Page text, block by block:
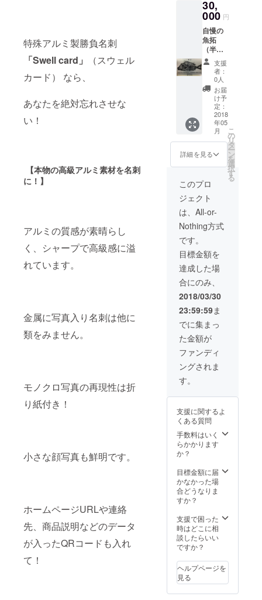
特殊アルミ製勝負名刺
「Swell card」
（スウェル
カード） なら、
あなたを絶対忘れさせな
い！
【本物の高級アルミ素材を名刺
に！】
アルミの質感が素晴らし
く、シャープで高級感に溢
れています。
金属に写真入り名刺は他に
類をみません。
モノクロ写真の再現性は折
り紙付き！
小さな顔写真も鮮明です。
ホームページURLや連絡
先、商品説明などのデータ
が入ったQRコードも入れ
て！
す。
ーーー
ーー
30×20×
0.5t 角
R アル
ミ色
20枚 金
着色の
場合は
16枚
5,000円
原版作
成代は
サービ
スさせ
ていた
だきま
す。
づいて
いただ
けま
す。 ※
アルミ
名刺
Swell
cardの
デザイ
ンは基
本お任
せ。
Illustrat
orの
データ
ば頂い
て作成
ます。
写
真・QR
コード
は申し
込みの
支給く
ださ
い。 ※
お好み
で金着
色もで
きま
す。
ーーー
ーー
68×45×
0.2t 角
R アル
ミ色
枚 原版
作成代
はサー
ビスさ
せてい
ます。
暗室作
業（露
光➡現
像・定
着➡水
洗い➡
汚れ取
り➡調
色➡水
洗い）
14：30
～15：
00
封孔作
業 15：
15：
30
ワック
ス掛け
15：30
～16：
00
カット
16：
00
完成
今回、
全ての
製品の
原版代
をサー
ビスさ
せてい
ただき
ます。
※3名様
に話が
弾みま
す！！
アルミ
の質感
が素晴
らし
く、
シャー
プで高
級感に
溢れて
いま
す。 金
属に写
真入り
名刺は
せん。
ロ写真
の再現
性は折
り紙付
さな顔
写真も
鮮明で
す。
ホーム
ページ
連絡
先、商
品説明
などの
データ
が入っ
たQR
て！ 名
刺交換
で確実
に話が
盛り上
がる、
る、そ
んなア
イテム
さめの
サイズ
で名刺
整理の
づいて
いただ
けま
す。
めの
68×45
安全の
ため角
を丸く
カット
してい
ます。
シンプ
ルなデ
ザイン
に顔写
真を入
れて作
成しま
す。 名
刺交換
くらい
に話が
弾みま
す！！
アルミ
の質感
く、
シャー
プで高
級感に
溢れて
いま
す。 金
属に写
真入り
名刺は
他に類
をみま
せん。
の再現
性は折
り紙付
き！ 小
さな顔
写真も
ホーム
ページ
URLや
品説明
などの
データ
が入っ
コード
も入れ
て！ 名
刺交換
30,
000 円
自慢の
魚拓
（半紙
等）を
一生モ
ノの銘
板に。
釣った
日にち
や場所
などお
好きな
文字を
お入れ
しま
す。 サ
イズは
340×60
0（mm
）の範
囲内で
ご希望
作りい
たしま
す。 厚
みは
0.5mm
です。
※お申込
の際
は、 ・
実際の
魚拓を
スキャ
ンした
しくは
を取っ
た半紙
が必要
となり
ます。
支援
者：
0人
お届
け予
定：
2018
年05
月
詳細を見る
こ
の
リ
タ
ー
ン
を
選
択
す
る
このプロ
ジェクト
は、All-or-
Nothing方式
です。
目標金額を
達成した場
合にのみ、
2018/03/30
23:59:59ま
でに集まっ
た金額が
ファンディ
ングされま
す。
支援に関するよ
くある質問
手数料はいく
らかかります
か？
目標金額に届
かなかった場
合どうなりま
すか？
支援で困った
時はどこに相
談したらいい
ですか？
ヘルプページを
見る